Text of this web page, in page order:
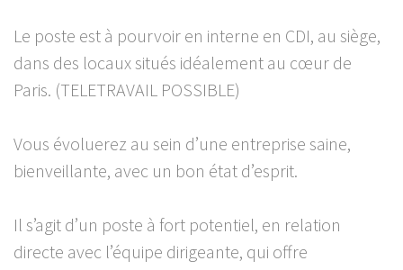
Le poste est à pourvoir en interne en CDI, au siège,
dans des locaux situés idéalement au cœur de
Paris. (TELETRAVAIL POSSIBLE)
Vous évoluerez au sein d’une entreprise saine,
bienveillante, avec un bon état d’esprit.
Il s’agit d’un poste à fort potentiel, en relation
directe avec l’équipe dirigeante, qui offre